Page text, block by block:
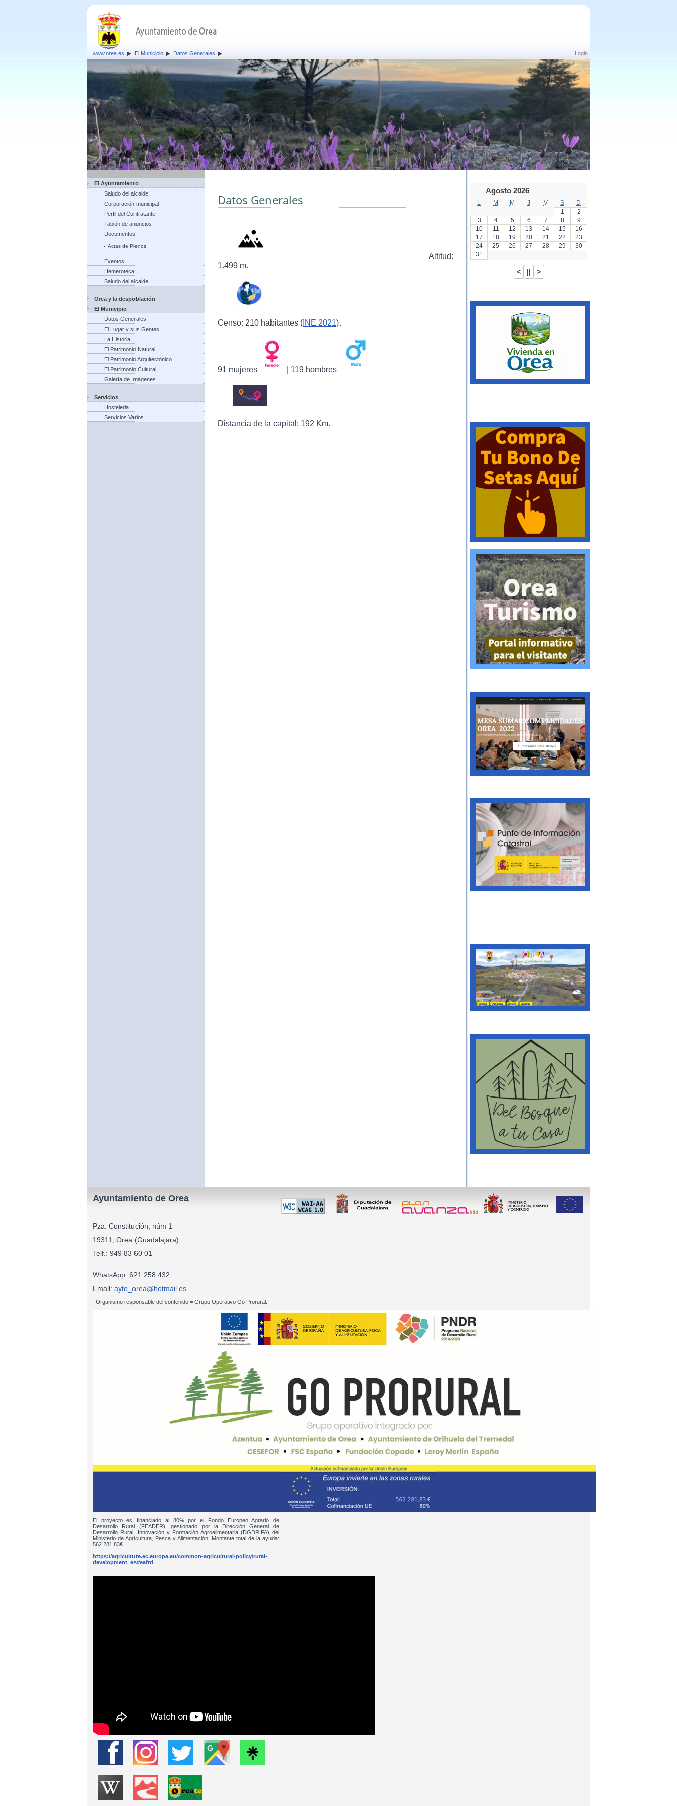
Login
www.orea.es El Municipio Datos Generales
El Ayuntamiento
Saludo del alcalde
Corporación municipal
Perfil del Contratante
Tablón de anuncios
Documentos
Actas de Plenos
Eventos
Hemeroteca
Saludo del alcalde
Orea y la despoblación
El Municipio
Datos Generales
El Lugar y sus Gentes
La Historia
El Patrimonio Natural
El Patrimonio Arquitectónico
El Patrimonio Cultural
Galería de Imágenes
Servicios
Hosteleria
Servicios Varios
Datos Generales
Altitud:
1.499 m.
Censo: 210 habitantes ( INE 2021).
91 mujeres | 119 hombres
Distancia de la capital: 192 Km.
Agosto 2026
M M J V S
D
1
2
3
4 5 6 7 8
9
10
11 12 13 14 15
16
17
18 19 20 21 22
23
24
25 26 27 28 29
30
31
Ayuntamiento de Orea
Pza. Constitución, núm 1
19311, Orea (Guadalajara)
Telf.: 949 83 60 01
WhatsApp: 621 258 432
Email: ayto_orea@hotmail.es
Organismo responsable del contenido = Grupo Operativo Go Prorural.
El proyecto es financiado al 80% por el Fondo Europeo Agrario de
Desarrollo Rural (FEADER), gestionado por la Dirección General de
Desarrollo Rural, Innovación y Formación Agroalimentaria (DGDRIFA) del
Ministerio de Agricultura, Pesca y Alimentación. Montante total de la ayuda:
562.281,83€.
https://agriculture.ec.europa.eu/common-agricultural-policy/rural-
development_es#eafrd